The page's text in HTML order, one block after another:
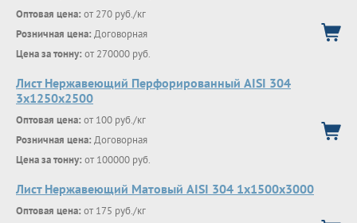
Оптовая цена: от 270 руб./кг
Розничная цена: Договорная
Цена за тонну: от 270000 руб.
Лист Нержавеющий Перфорированный AISI 304
3х1250х2500
Оптовая цена: от 100 руб./кг
Розничная цена: Договорная
Цена за тонну: от 100000 руб.
Лист Нержавеющий Матовый AISI 304 1х1500х3000
Оптовая цена: от 175 руб./кг